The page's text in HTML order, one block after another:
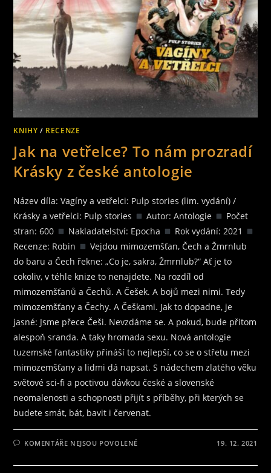
KNIHY / RECENZE
Jak na vetřelce? To nám prozradí
Krásky z české antologie
Název díla: Vagíny a vetřelci: Pulp stories (lim. vydání) /
Krásky a vetřelci: Pulp stories
Autor: Antologie
Počet
stran: 600
Nakladatelství: Epocha
Rok vydání: 2021
Recenze: Robin
Vejdou mimozemšťan, Čech a Žmrnlub
do baru a Čech řekne: „Co je, sakra, Žmrnlub?“ Ať je to
cokoliv, v téhle knize to nenajdete. Na rozdíl od
mimozemšťanů a Čechů. A Češek. A bojů mezi nimi. Tedy
mimozemšťany a Čechy. A Češkami. Jak to dopadne, je
jasné: Jsme přece Češi. Nevzdáme se. A pokud, bude přitom
alespoň sranda. A taky hromada sexu. Nová antologie
tuzemské fantastiky přináší to nejlepší, co se o střetu mezi
mimozemšťany a lidmi dá napsat. S nádechem zlatého věku
světové sci-fi a poctivou dávkou české a slovenské
neomalenosti a schopnosti přijít s příběhy, při kterých se
budete smát, bát, bavit i červenat.
KOMENTÁŘE NEJSOU POVOLENÉ
NÁZVEM
19. 12. 2021